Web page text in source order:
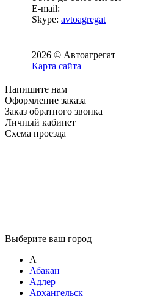
E-mail:
Skype: avtoagregat
2026 © Автоагрегат
Карта сайта
Напишите нам
Оформление заказа
Заказ обратного звонка
Личный кабинет
Схема проезда
Выберите ваш город
А
Абакан
Адлер
Архангельск